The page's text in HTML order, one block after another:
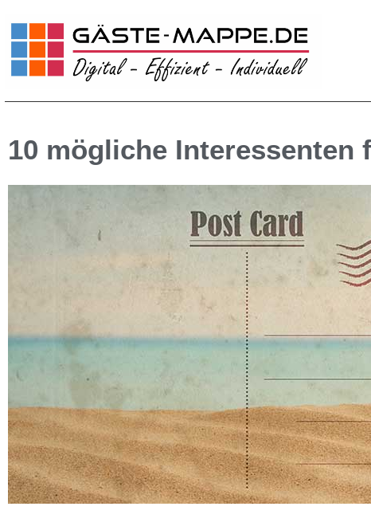
Inhalt
springen
10 mögliche Interessenten